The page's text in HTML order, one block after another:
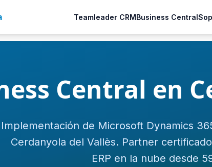
Teamleader CRMBusiness Central
Central en
Implementación de Microsoft Dynamics
Cerdanyola del Vallès. Partner
ERP en la nube desde